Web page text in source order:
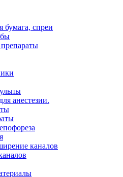
бумага, спреи
анестезии.
каналов